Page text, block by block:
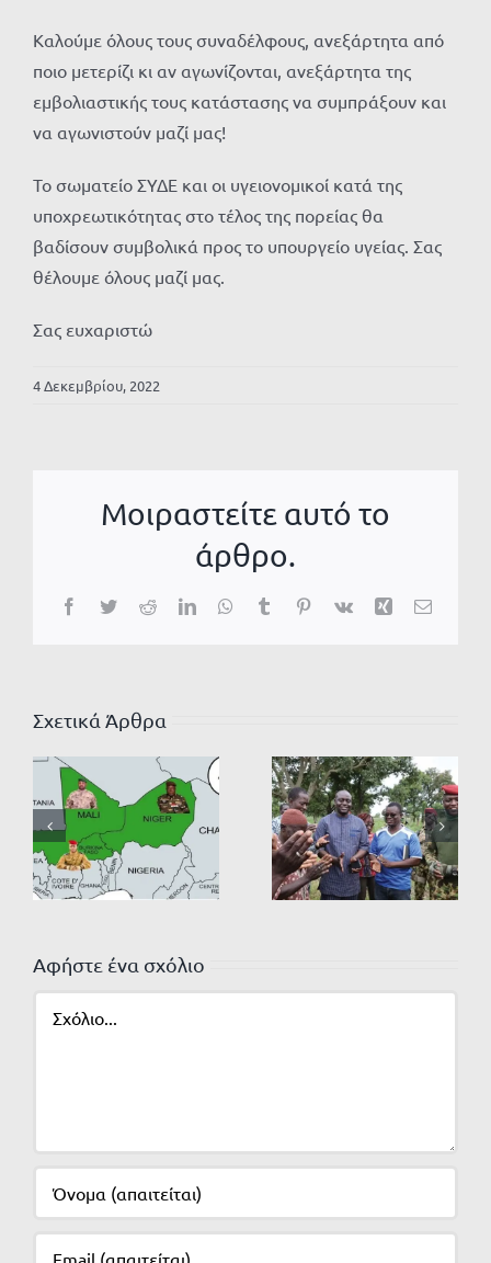
Καλούμε όλους τους συναδέλφους, ανεξάρτητα από
ποιο μετερίζι κι αν αγωνίζονται, ανεξάρτητα της
εμβολιαστικής τους κατάστασης να συμπράξουν και
να αγωνιστούν μαζί μας!
Το σωματείο ΣΥΔΕ και οι υγειονομικοί κατά της
υποχρεωτικότητας στο τέλος της πορείας θα
βαδίσουν συμβολικά προς το υπουργείο υγείας. Σας
θέλουμε όλους μαζί μας.
Σας ευχαριστώ
4 Δεκεμβρίου, 2022
Μοιραστείτε αυτό το
άρθρο.
Facebook
TwitterRedditLinkedInWhatsApp
TumblrPinterest
Vk Xing Email
Σχετικά Άρθρα
Αφήστε ένα σχόλιο